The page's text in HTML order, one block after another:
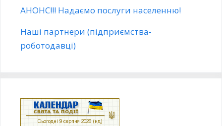
АНОНС!!! Надаємо послуги населенню!
Наші партнери (підприємства-
роботодавці)